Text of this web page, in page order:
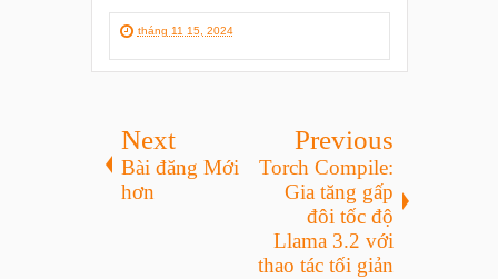
tháng 11 15, 2024
Next
Bài đăng Mới
hơn
Previous
Torch Compile:
Gia tăng gấp
đôi tốc độ
Llama 3.2 với
thao tác tối giản